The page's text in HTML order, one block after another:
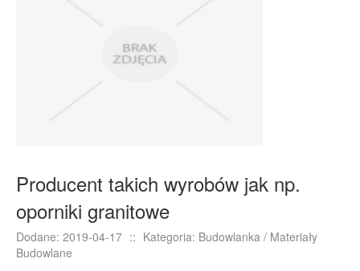
E-BIZNES
Wyposażenie Wnętrz
Sport
Elektronika, RTV, AGD
Art. Dla Zwierząt
Ogród, Rośliny
Producent takich wyrobów jak np.
oporniki granitowe
Dodane: 2019-04-17 :: Kategoria: Budowlanka / Materiały
Budowlane